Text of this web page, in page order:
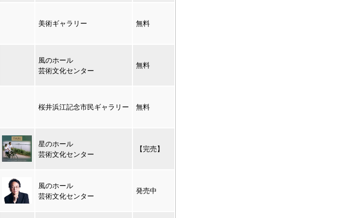
美術ギャラリー 無料
風のホール
芸術文化センター
無料
桜井浜江記念市民ギャラリー 無料
星のホール
芸術文化センター
【完売】
風のホール
芸術文化センター
発売中